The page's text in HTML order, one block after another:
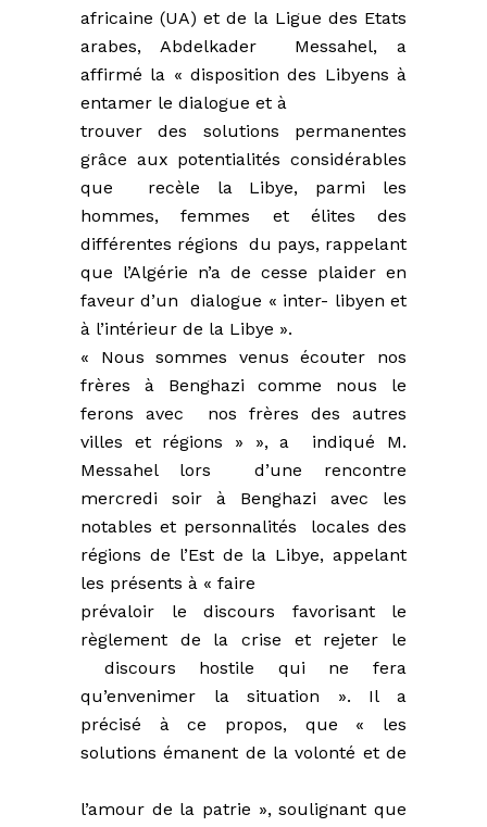
africaine (UA) et de la Ligue des Etats
arabes, Abdelkader Messahel, a
affirmé la « disposition des Libyens à
entamer le dialogue et à
trouver des solutions permanentes
grâce aux potentialités considérables
que recèle la Libye, parmi les
hommes, femmes et élites des
différentes régions du pays, rappelant
que l’Algérie n’a de cesse plaider en
faveur d’un dialogue « inter- libyen et
à l’intérieur de la Libye ».
« Nous sommes venus écouter nos
frères à Benghazi comme nous le
ferons avec nos frères des autres
villes et régions » », a indiqué M.
Messahel lors d’une rencontre
mercredi soir à Benghazi avec les
notables et personnalités locales des
régions de l’Est de la Libye, appelant
les présents à « faire
prévaloir le discours favorisant le
règlement de la crise et rejeter le
discours hostile qui ne fera
qu’envenimer la situation ». Il a
précisé à ce propos, que « les
solutions émanent de la volonté et de
l’amour de la patrie », soulignant que